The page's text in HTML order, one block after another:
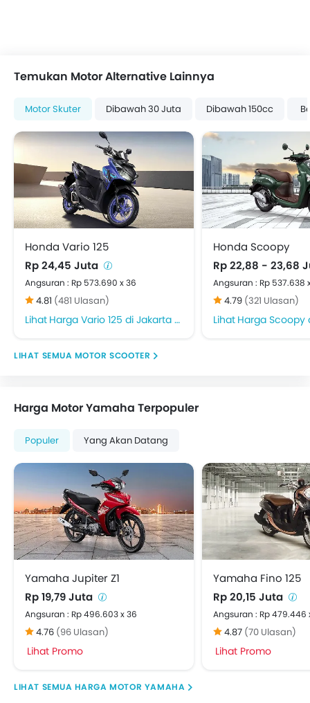
Temukan Motor Alternative Lainnya
Motor Skuter Dibawah 30 Juta Dibawah 150cc
Honda Vario 125
Rp 24,45 Juta
Angsuran : Rp 573.690 x 36
4.81 (481 Ulasan)
Harga Vario 125 di Jakarta Timur
Honda Scoopy
Rp 22,88 - 23,68
Angsuran : Rp 537.638
4.79 (321 Ulasan)
Harga Scoopy di
MOTOR SCOOTER
Harga Motor Yamaha Terpopuler
Populer Yang Akan Datang
Yamaha Jupiter Z1
Rp 19,79 Juta
Angsuran : Rp 496.603 x 36
4.76 (96 Ulasan)
Lihat Promo
Yamaha Fino 125
Rp 20,15 Juta
Angsuran : Rp 479.446
4.87 (70 Ulasan)
Lihat Promo
HARGA MOTOR YAMAHA